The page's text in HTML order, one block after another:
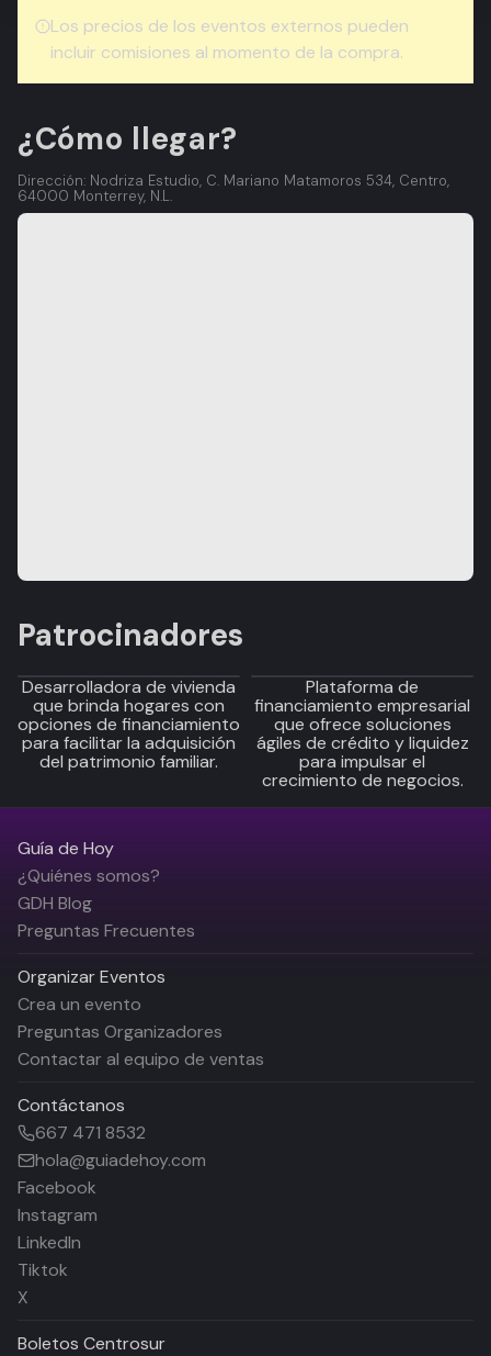
Los precios de los eventos externos pueden
incluir comisiones al momento de la compra.
¿Cómo llegar?
Dirección: Nodriza Estudio, C. Mariano Matamoros 534, Centro,
64000 Monterrey, N.L.
Patrocinadores
Desarrolladora de vivienda
que brinda hogares con
opciones de financiamiento
para facilitar la adquisición
del patrimonio familiar.
Plataforma de
financiamiento empresarial
que ofrece soluciones
ágiles de crédito y liquidez
para impulsar el
crecimiento de negocios.
Guía de Hoy
¿Quiénes somos?
GDH Blog
Preguntas Frecuentes
Organizar Eventos
Crea un evento
Preguntas Organizadores
Contactar al equipo de ventas
Contáctanos
667 471 8532
hola@guiadehoy.com
Facebook
Instagram
LinkedIn
Tiktok
X
Boletos Centrosur